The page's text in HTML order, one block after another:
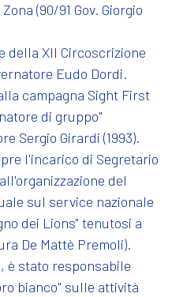
(90/91 Gov. Giorgio
della XII Circoscrizione
Eudo Dordi.
campagna Sight First
di gruppo"
Sergio Girardi (1993).
l'incarico di Segretario
del
sul service nazionale
dei Lions" tenutosi a
De Mattè Premoli).
è stato responsabile
bianco" sulle attività